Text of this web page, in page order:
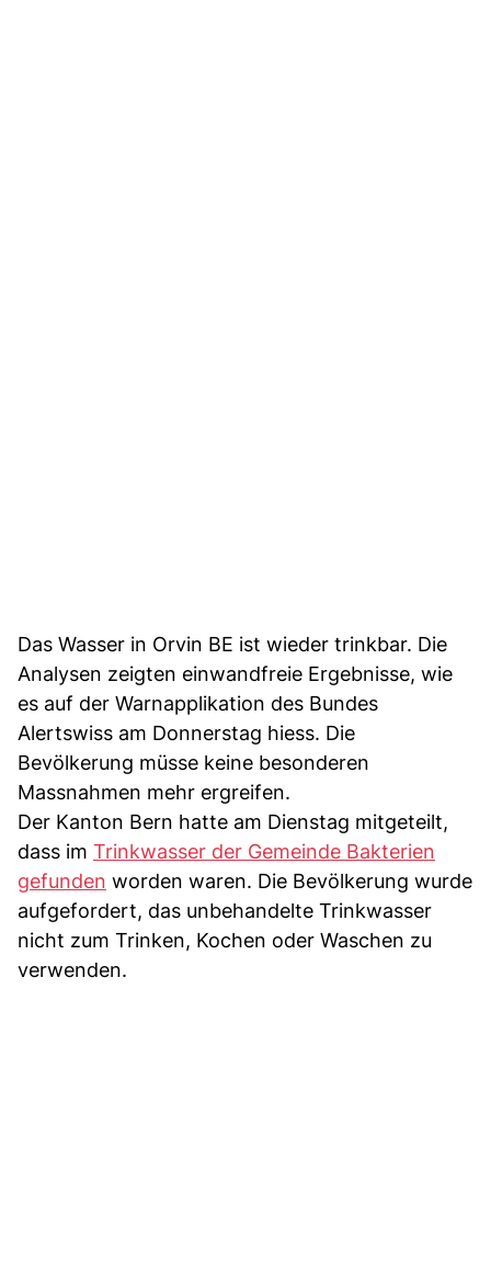
Das Wasser in Orvin BE ist wieder trinkbar. Die
Analysen zeigten einwandfreie Ergebnisse, wie
es auf der Warnapplikation des Bundes
Alertswiss am Donnerstag hiess. Die
Bevölkerung müsse keine besonderen
Massnahmen mehr ergreifen.
Der Kanton Bern hatte am Dienstag mitgeteilt,
dass im Trinkwasser der Gemeinde Bakterien
gefunden worden waren. Die Bevölkerung wurde
aufgefordert, das unbehandelte Trinkwasser
nicht zum Trinken, Kochen oder Waschen zu
verwenden.